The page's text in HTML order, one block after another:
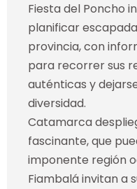
Fiesta del Poncho
planificar
provincia, con
para recorrer sus
auténticas y
diversidad.
Catamarca
fascinante, que
imponente región
Fiambalá invitan a